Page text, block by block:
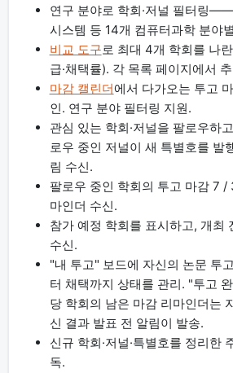
연구 분야로 학회·저널 필터링——
시스템 등 14개 컴퓨터과학 분야
비교 도구로 최대 4개 학회를 나
급·채택률). 각 목록 페이지에서
마감 캘린더에서 다가오는 투고
인. 연구 분야 필터링 지원.
관심 있는 학회·저널을 팔로우하
로우 중인 저널이 새 특별호를 발
림 수신.
팔로우 중인 학회의 투고 마감 7 /
마인더 수신.
참가 예정 학회를 표시하고, 개최
수신.
"내 투고" 보드에 자신의 논문 투
터 채택까지 상태를 관리. "투고
당 학회의 남은 마감 리마인더는
신 결과 발표 전 알림이 발송.
신규 학회·저널·특별호를 정리한
독.